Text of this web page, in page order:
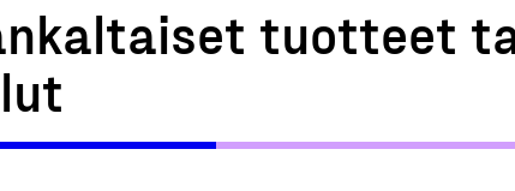
tuotteet